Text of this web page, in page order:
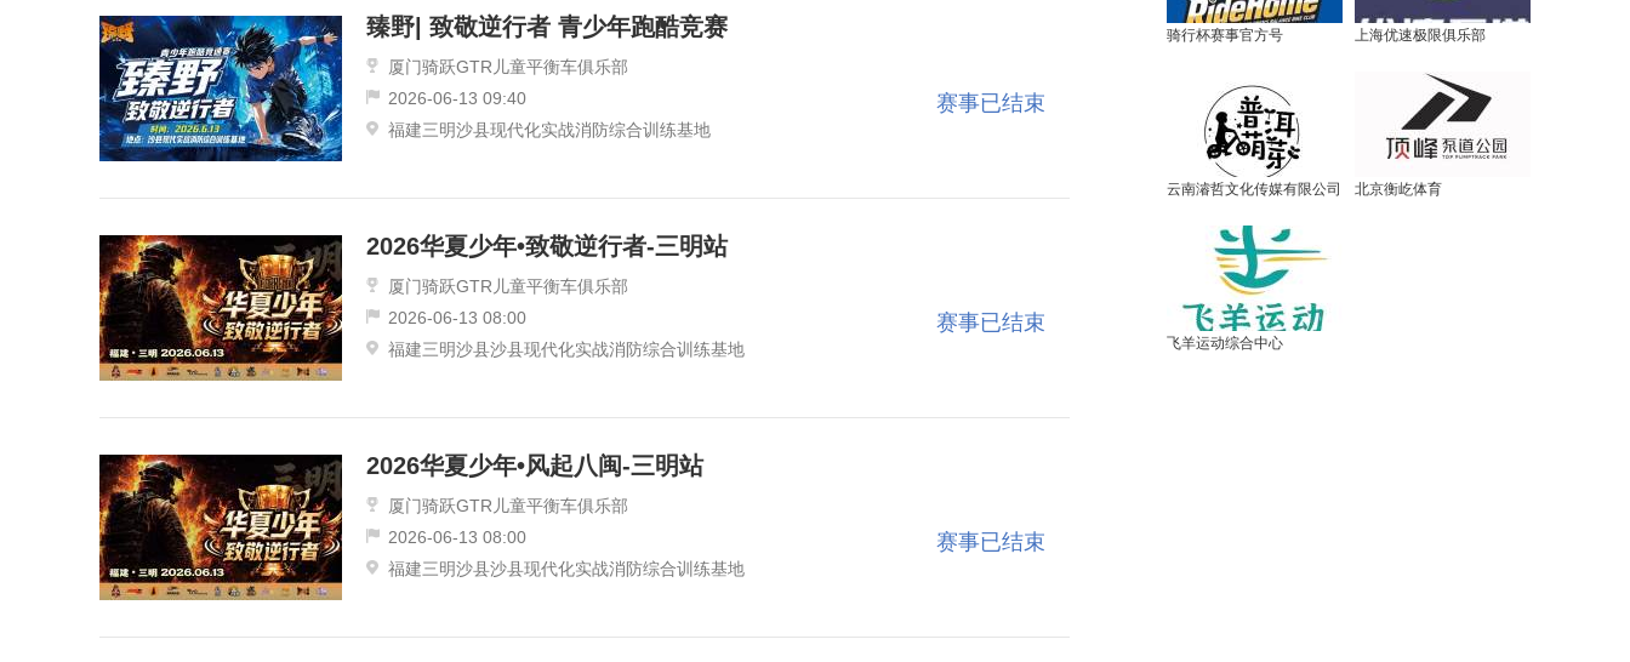
臻野| 致敬逆行者 青少年跑酷竞赛
厦门骑跃GTR儿童平衡车俱乐部
2026-06-13 09:40
福建三明沙县现代化实战消防综合训练基地
赛事已结束
2026华夏少年•致敬逆行者-三明站
厦门骑跃GTR儿童平衡车俱乐部
2026-06-13 08:00
福建三明沙县沙县现代化实战消防综合训练基地
赛事已结束
2026华夏少年•风起八闽-三明站
厦门骑跃GTR儿童平衡车俱乐部
2026-06-13 08:00
福建三明沙县沙县现代化实战消防综合训练基地
赛事已结束
骑行杯赛事官方号 上海优速极限俱乐部
云南濬哲文化传媒有限公司 北京衡屹体育
飞羊运动综合中心